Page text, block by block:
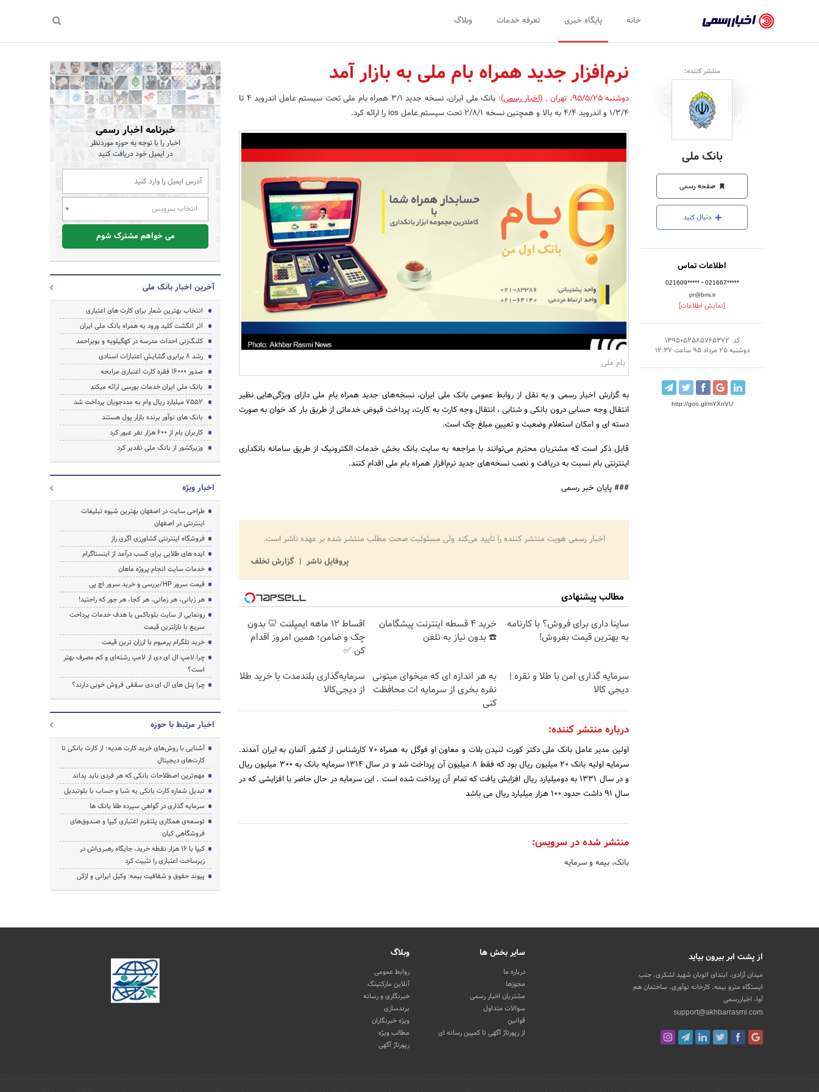
رسمی
-
اخبار
تایید
شده
شرکت‌ها،
سازمان‌ها
و
روابط
عمومی‌ها
خانه پایگاه خبری تعرفه خدمات وبلاگ
منتشر کننده:
بانک ملی
صفحه رسمی
دنبال کنید
اطلاعات تماس
021609***** - 021667*****
pr@bmi.ir
[نمایش اطلاعات]
کد: 1395052585765372
دوشنبه 25 مرداد 95 ساعت 12:37
http://goo.gl/mYXnVU
نرم‌افزار جدید همراه بام ملی به بازار آمد
دوشنبه 95/5/25 ، تهران , (اخبار رسمی):
بانک ملی ایران، نسخه جدید 3/1 همراه بام ملی تحت سیستم عامل اندروید 4 تا
1/3/4 و اندروید 4/4 به بالا و همچنین نسخه 2/8/1 تحت سیستم عامل ios را ارائه کرد.
بام ملی
به گزارش اخبار رسمی و به نقل از روابط عمومی بانک ملی ایران، نسخه‌های جدید همراه بام ملی دارای ویژگی‌هایی نظیر
انتقال وجه حسابی درون بانکی و شتابی ، انتقال وجه کارت به کارت، پرداخت قبوض خدماتی از طریق بار کد خوان به صورت
دسته ای و امکان استعلام وضعیت و تعیین مبلغ چک است.
قابل ذکر است که مشتریان محترم می‌توانند با مراجعه به سایت بانک بخش خدمات الکترونیک از طریق سامانه بانکداری
اینترنتی بام نسبت به دریافت و نصب نسخه‌های جدید نرم‌افزار همراه بام ملی اقدام کنند.
### پایان خبر رسمی
اخبار رسمی هویت منتشر کننده را تایید می‌کند ولی مسئولیت صحت مطلب منتشر شده بر عهده ناشر است.
پروفایل ناشر
گزارش تخلف
مطالب پیشنهادی
ساینا داری برای فروش؟ با کارنامه
به بهترین قیمت بفروش!
خرید 4 قسطه اینترنت پیشگامان
☎️ بدون نیاز به تلفن
اقساط ۱۲ ماهه ایمپلنت 🦷 بدون
چک و ضامن؛ همین امروز اقدام
کن ✅
سرمایه گذاری امن با طلا و نقره |
دیجی کالا
به هر اندازه ای که میخوای میتونی
نقره بخری از سرمایه ات محافظت
کنی
سرمایه‌گذاری بلندمدت با خرید طلا
از دیجی‌کالا
درباره منتشر کننده:
اولین مدیر عامل بانک ملی دکتر کورت لنیدن بلات و معاون او فوگل به همراه 70 کارشناس از کشور آلمان به ایران آمدند.
سرمایه اولیه بانک 20 میلیون ریال بود که فقط 8 میلیون آن پرداخت شد و در سال 1314 سرمایه بانک به 300 میلیون ریال
و در سال 1331 به دومیلیارد ریال افزایش یافت که تمام آن پرداخت شده است . این سرمایه در حال حاضر با افزایشی که در
سال 91 داشت حدود 100 هزار میلیارد ریال می باشد
منتشر شده در سرویس:
بانک، بیمه و سرمایه
خبرنامه اخبار رسمی
اخبار را با توجه به حوزه موردنظر
در ایمیل خود دریافت کنید
انتخاب سرویس
می خواهم مشترک شوم
آخرین اخبار بانک ملی
انتخاب بهترین شعار برای کارت های اعتباری
اثر انگشت کلید ورود به همراه بانک ملی ایران
کلنگ‌زنی احداث مدرسه در کهگیلویه و بویراحمد
رشد 8 برابری گشایش اعتبارات اسنادی
صدور 16000 فقره کارت اعتباری مرابحه
بانک ملی ایران خدمات بورسی ارائه می‎کند
7552 میلیارد ریال وام به مددجویان پرداخت شد
بانک های نوآور برنده بازار پول هستند
کاربران بام از 600 هزار نفر عبور کرد
وزیرکشور از بانک ملی تقدیر کرد
اخبار ویژه
طراحی سایت در اصفهان بهترین شیوه تبلیغات
اینترنتی در اصفهان
فروشگاه اینترنتی کشاورزی اگری راز
ایده های طلایی برای کسب درآمد از اینستاگرام
خدمات سایت انجام پروژه ماهان
قیمت سرور HP/بررسی و خرید سرور اچ پی
هر زبانی، هر زمانی، هر کجا، هر جور که راحتید!
رونمایی از سایت بلوباکس با هدف خدمات پرداخت
سریع با نازلترین قیمت
خرید تلگرام پرمیوم با ارزان ترین قیمت
چرا لامپ ال ای دی از لامپ رشته‌ای و کم مصرف بهتر
است؟
چرا پنل های ال ای دی سقفی فروش خوبی دارند؟
اخبار مرتبط با حوزه
آشنایی با روش‌های خرید کارت هدیه؛ از کارت بانکی تا
کارت‌های دیجیتال
مهم‌ترین اصطلاحات بانکی که هر فردی باید بداند
تبدیل شماره کارت بانکی به شبا و حساب با بلوتبدیل
سرمایه گذاری در گواهی سپرده طلا بانک ها
توسعه‌ی همکاری‌ پلتفرم اعتباری کیپا و صندوق‌های
فروشگاهی کیان
کیپا با ۱۶ هزار نقطه خرید، جایگاه رهبری‌اش در
زیرساخت اعتباری را تثبیت کرد
پیوند حقوق و شفافیت بیمه: وکیل ایرانی و ازکی
از پشت ابر بیرون بیاید
میدان آزادی، ابتدای اتوبان شهید لشکری، جنب
ایستگاه مترو بیمه، کارخانه نوآوری، ساختمان هم
آوا، اخباررسمی
support@akhbarrasmi.com
سایر بخش ها
درباره ما
مجوزها
مشتریان اخبار رسمی
سوالات متداول
قوانین
از رپورتاژ آگهی تا کمپین رسانه ای
وبلاگ
روابط عمومی
آنلاین مارکتینگ
خبرنگاری و رسانه
برندسازی
ویژه خبرنگاران
مطالب ویژه
رپورتاژ آگهی